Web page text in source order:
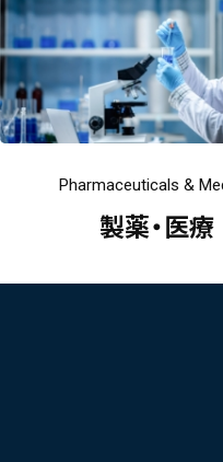
Pharmaceuticals &
製薬・医療